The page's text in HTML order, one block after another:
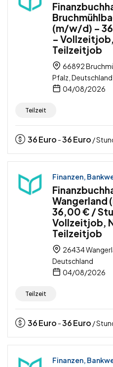
(m/w/d) –
–
Teilzeitjob
66892
Pfalz, Deutschland
04/08/2026
Teilzeit
36Euro -36Euro /
Finanzen,
Wangerland
36,00 € /
Vollzeitjob,
Teilzeitjob
26434
Deutschland
04/08/2026
Teilzeit
36Euro -36Euro /
Finanzen,